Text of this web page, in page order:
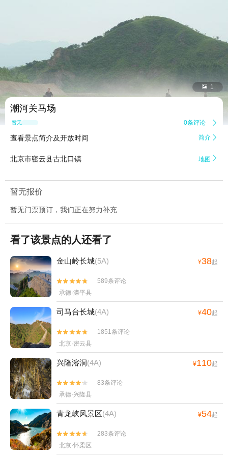
 1
潮河关马场
暂无点评 0条评论 
查看景点简介及开放时间 简介 
北京市密云县古北口镇 地图 
暂无报价
暂无门票预订，我们正在努力补充
看了该景点的人还看了
金山岭长城(5A) ¥38起


589条评论
承德·滦平县
司马台长城(4A) ¥40起


1851条评论
北京·密云县
兴隆溶洞(4A) ¥110起


83条评论
承德·兴隆县
青龙峡风景区(4A) ¥54起


283条评论
北京·怀柔区